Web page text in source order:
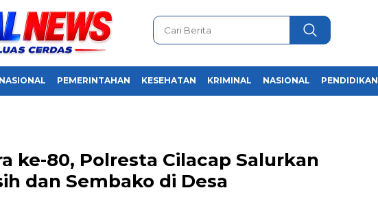
PEMERINTAHAN KESEHATAN KRIMINAL NASIONAL PENDIDIKAN
ke-80, Polresta Cilacap Salurkan
dan Sembako di Desa